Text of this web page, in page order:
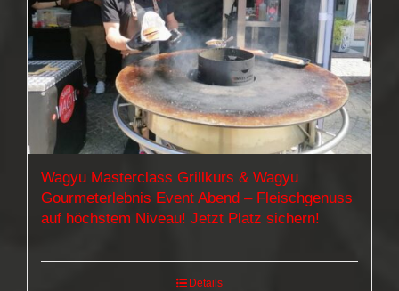
Wagyu Masterclass Grillkurs & Wagyu
Gourmeterlebnis Event Abend – Fleischgenuss
auf höchstem Niveau! Jetzt Platz sichern!
Details